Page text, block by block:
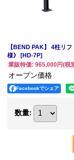
【BEND PAK】 4柱
様》 [HD-7P]
業販特価: 965,000円(税
オープン価格
Facebookでシェア
数量: